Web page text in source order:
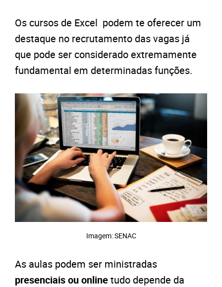
Os cursos de Excel podem te oferecer um
destaque no recrutamento das vagas já
que pode ser considerado extremamente
fundamental em determinadas funções.
Imagem: SENAC
As aulas podem ser ministradas
presenciais ou onlinetudo depende da